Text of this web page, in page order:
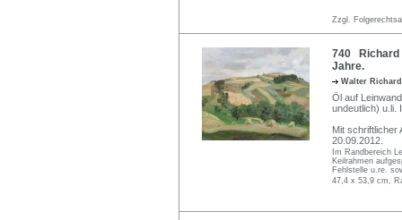
Zzgl.
740 Richard
Jahre.
Walter
Öl auf
undeutlich) u.li.
Mit schriftlicher
20.09.2012.
Im Randbereich
Keilrahmen
Fehlstelle u.re.
47,4 x 53,9 cm,